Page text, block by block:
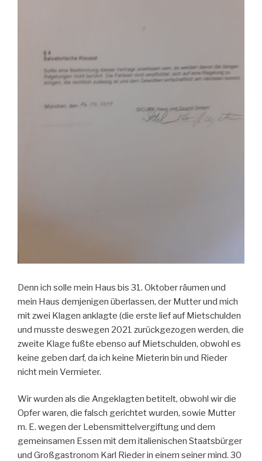
Denn ich solle mein Haus bis 31. Oktober räumen und
mein Haus demjenigen überlassen, der Mutter und mich
mit zwei Klagen anklagte (die erste lief auf Mietschulden
und musste deswegen 2021 zurückgezogen werden, die
zweite Klage fußte ebenso auf Mietschulden, obwohl es
keine geben darf, da ich keine Mieterin bin und Rieder
nicht mein Vermieter.
Wir wurden als die Angeklagten betitelt, obwohl wir die
Opfer waren, die falsch gerichtet wurden, sowie Mutter
m. E. wegen der Lebensmittelvergiftung und dem
gemeinsamen Essen mit dem italienischen Staatsbürger
und Großgastronom Karl Rieder in einem seiner mind. 30